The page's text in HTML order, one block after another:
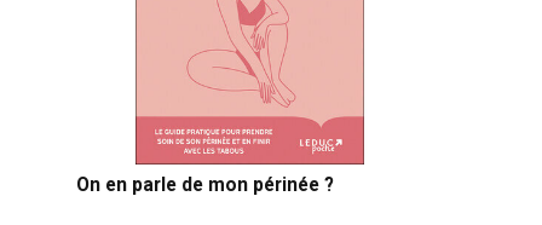
On en parle de mon périnée ?